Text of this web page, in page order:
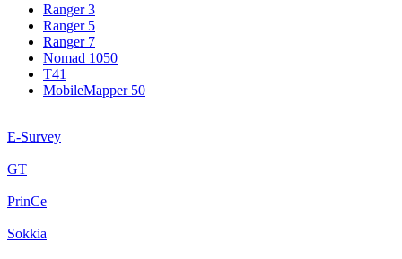
Ranger 3
Ranger 5
Ranger 7
Nomad 1050
T41
MobileMapper 50
E-Survey
GT
PrinCe
Sokkia